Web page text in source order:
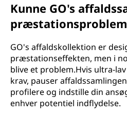
Kunne GO's
GO's affaldskollektion er
præstationseffekten, men i
blive et problem.Hvis ultra-
krav, pauser
profilere og indstille din
enhver potentiel indflydelse.